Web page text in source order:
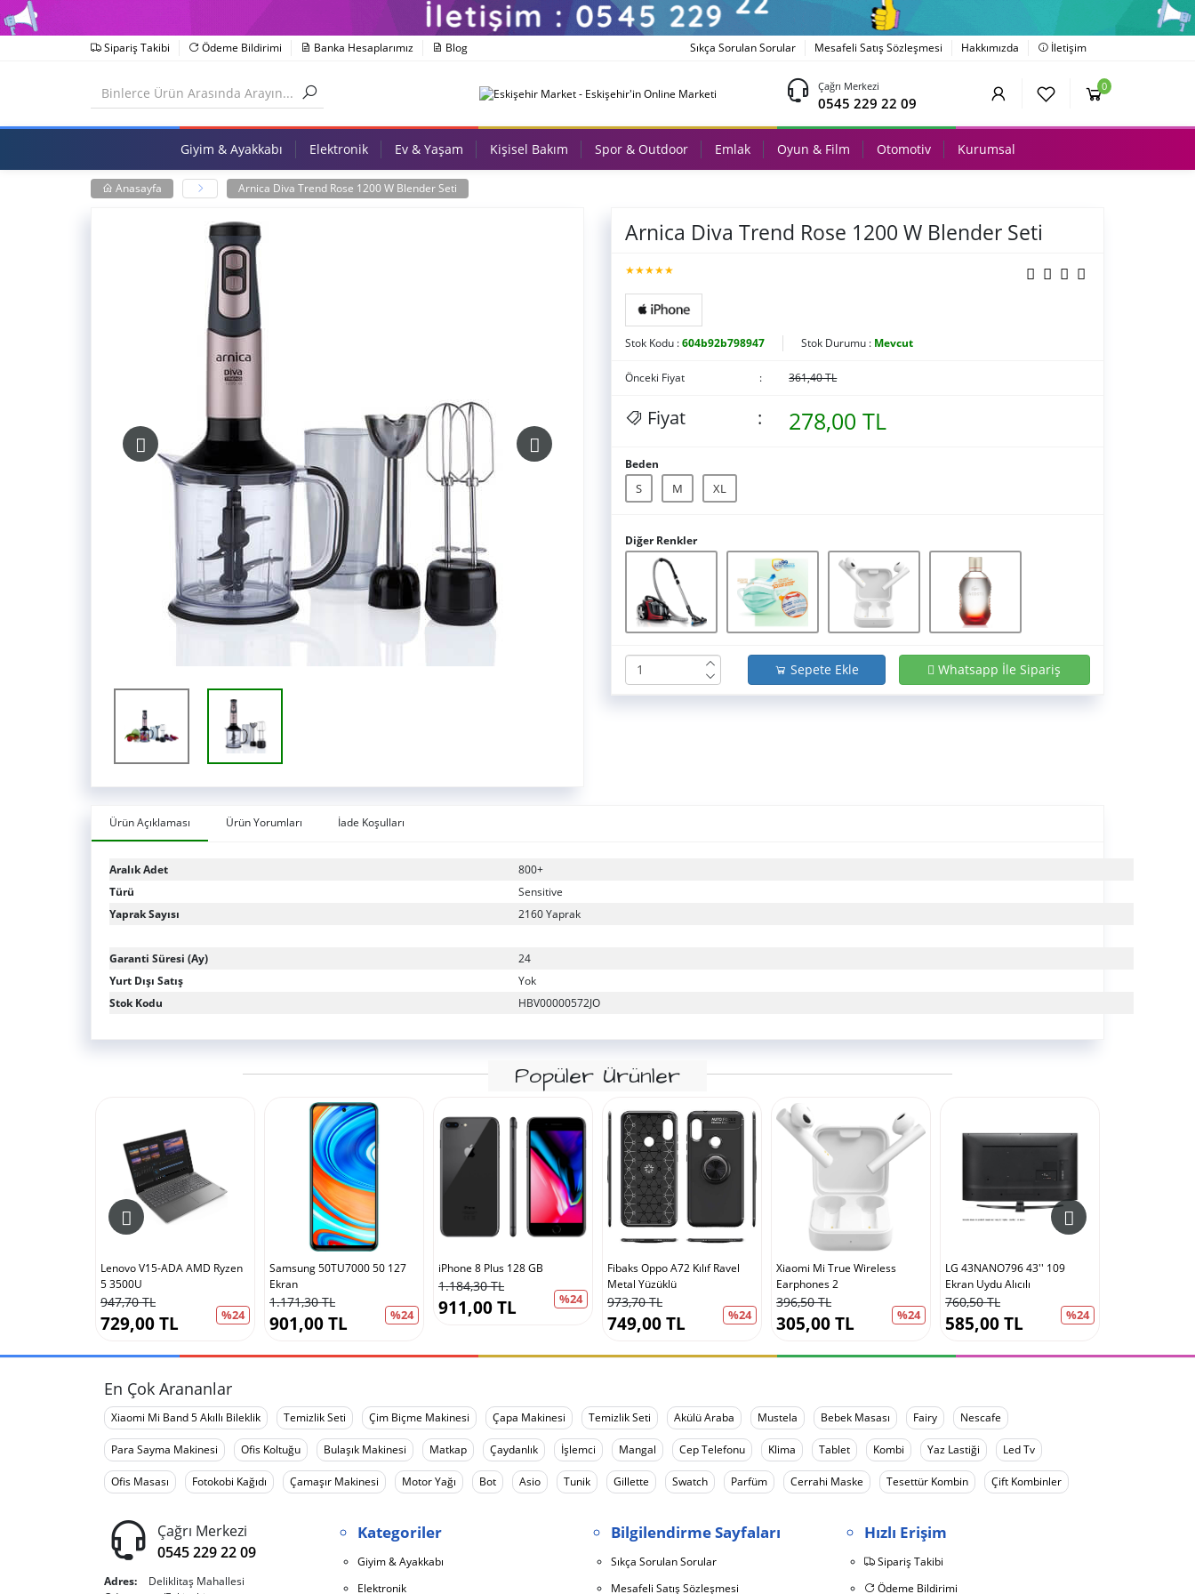
Sipariş Takibi Ödeme Bildirimi Banka Hesaplarımız Blog Sıkça Sorulan Sorular Mesafeli Satış Sözleşmesi Hakkımızda İletişim
Çağrı Merkezi
0545 229 22 09
0
Giyim & Ayakkabı Elektronik Ev & Yaşam Kişisel Bakım Spor & Outdoor Emlak Oyun & Film Otomotiv Kurumsal
Anasayfa Arnica Diva Trend Rose 1200 W Blender Seti
Arnica Diva Trend Rose 1200 W Blender Seti
★★★★★
Stok Kodu :604b92b798947 Stok Durumu : Mevcut
Önceki Fiyat : 361,40 TL
Fiyat : 278,00 TL
Beden
S M XL
Diğer Renkler
Sepete Ekle Whatsapp İle Sipariş
Ürün Açıklaması Ürün Yorumları İade Koşulları
Aralık Adet
800+
Türü
Sensitive
Yaprak Sayısı
2160 Yaprak
Garanti Süresi (Ay)
24
Yurt Dışı Satış
Yok
Stok Kodu
HBV00000572JO
Popüler Ürünler
Lenovo V15-ADA AMD Ryzen
5 3500U
947,70 TL
%24
729,00 TL
Samsung 50TU7000 50 127
Ekran
1.171,30 TL
%24
901,00 TL
iPhone 8 Plus 128 GB
1.184,30 TL
%24
911,00 TL
Fibaks Oppo A72 Kılıf Ravel
Metal Yüzüklü
973,70 TL
%24
749,00 TL
Xiaomi Mi True Wireless
Earphones 2
396,50 TL
%24
305,00 TL
LG 43NANO796 43'' 109
Ekran Uydu Alıcılı
760,50 TL
%24
585,00 TL
En Çok Arananlar
Xiaomi Mi Band 5 Akıllı Bileklik Temizlik Seti Çim Biçme Makinesi Çapa Makinesi Temizlik Seti Akülü Araba Mustela Bebek Masası Fairy Nescafe
Para Sayma Makinesi Ofis Koltuğu Bulaşık Makinesi Matkap Çaydanlık İşlemci Mangal Cep Telefonu Klima Tablet Kombi Yaz Lastiği Led Tv
Ofis Masası Fotokobi Kağıdı Çamaşır Makinesi Motor Yağı Bot Asio Tunik Gillette Swatch Parfüm Cerrahi Maske Tesettür Kombin Çift Kombinler
Çağrı Merkezi
0545 229 22 09
Adres:
Deliklitaş Mahallesi
Kategoriler
Giyim & Ayakkabı
Elektronik
Bilgilendirme Sayfaları
Sıkça Sorulan Sorular
Mesafeli Satış Sözleşmesi
Hızlı Erişim
Sipariş Takibi
Ödeme Bildirimi